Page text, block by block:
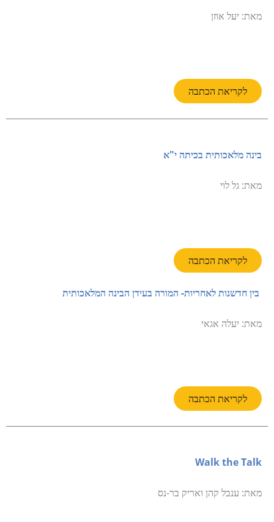
מאת: יעל אוזן
לקריאת הכתבה
בינה מלאכותית בכיתה י"א
מאת: גל לוי
לקריאת הכתבה
בין חדשנות לאחריות- המורה בעידן הבינה המלאכותית
מאת: יעלה אגאי
לקריאת הכתבה
Walk the Talk
מאת: ענבל קהן ואריק בר-נס